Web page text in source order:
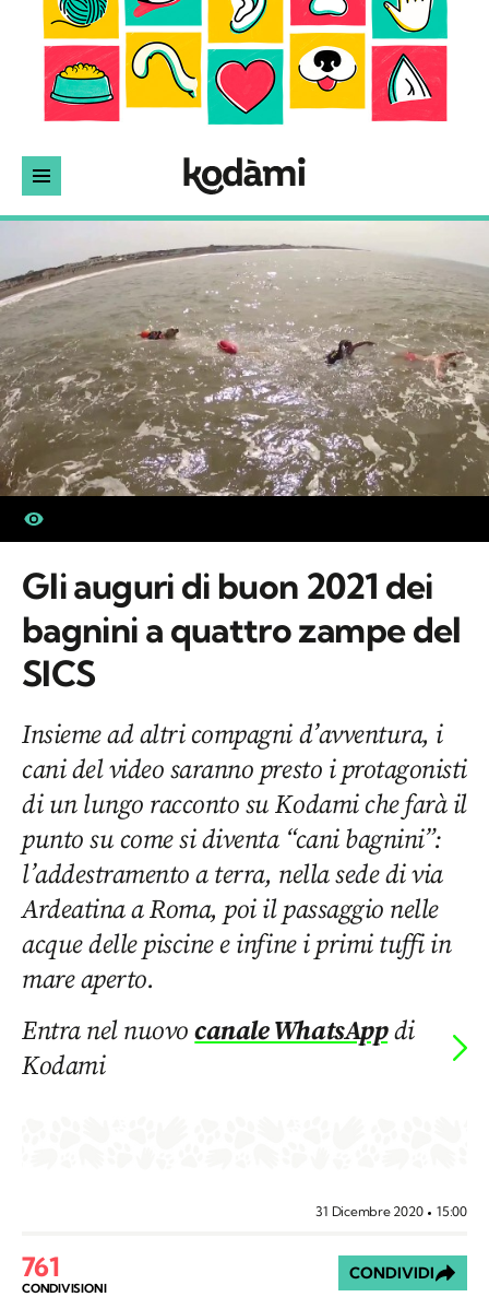
Gli auguri di buon 2021 dei
bagnini a quattro zampe del
SICS
Insieme ad altri compagni d’avventura, i
cani del video saranno presto i protagonisti
di un lungo racconto su Kodami che farà il
punto su come si diventa “cani bagnini”:
l’addestramento a terra, nella sede di via
Ardeatina a Roma, poi il passaggio nelle
acque delle piscine e infine i primi tuffi in
mare aperto.
Entra nel nuovocanale WhatsAppdi
Kodami
31 Dicembre 2020 15:00
761
CONDIVISIONI
CONDIVIDI